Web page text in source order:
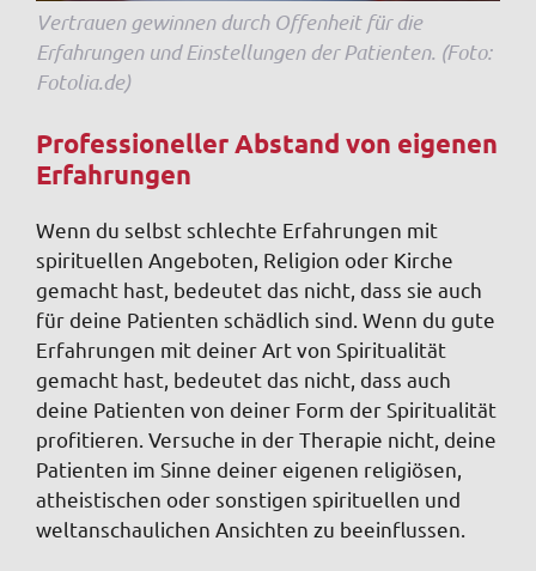
Vertrauen gewinnen durch Offenheit für die
Erfahrungen und Einstellungen der Patienten. (Foto:
Fotolia.de)
Professioneller Abstand von eigenen
Erfahrungen
Wenn du selbst schlechte Erfahrungen mit
spirituellen Angeboten, Religion oder Kirche
gemacht hast, bedeutet das nicht, dass sie auch
für deine Patienten schädlich sind. Wenn du gute
Erfahrungen mit deiner Art von Spiritualität
gemacht hast, bedeutet das nicht, dass auch
deine Patienten von deiner Form der Spiritualität
profitieren. Versuche in der Therapie nicht, deine
Patienten im Sinne deiner eigenen religiösen,
atheistischen oder sonstigen spirituellen und
weltanschaulichen Ansichten zu beeinflussen.